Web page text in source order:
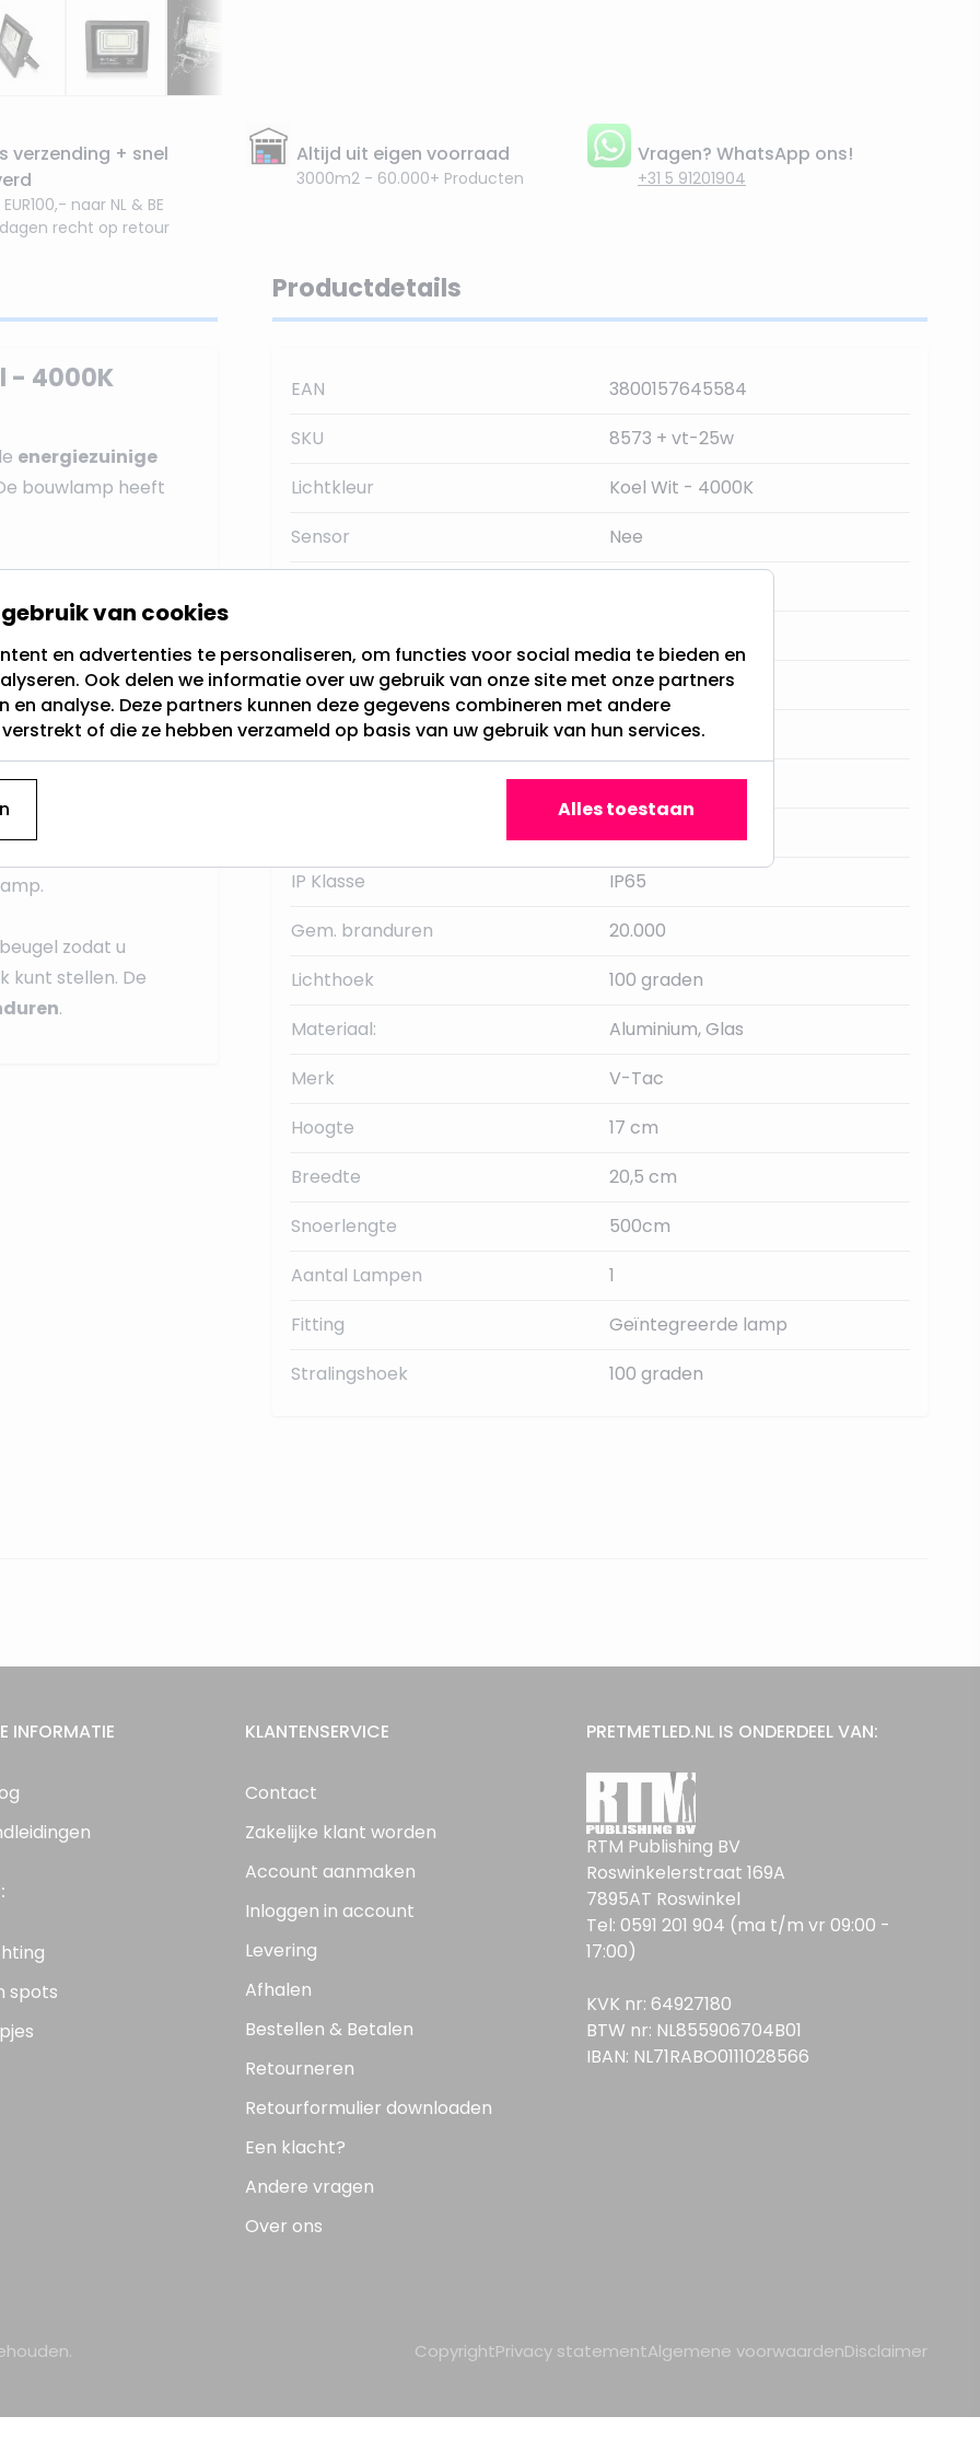
verzending + snel
naar NL & BE
dagen recht op retour
Altijd uit eigen voorraad
3000m2 - 60.000+ Producten
Vragen? WhatsApp ons!
+31 5 91201904
- 4000K
energiezuinige
bouwlamp heeft
Zonnepaneel
te laten
stroomvoorziening
Lithiumbatterij is in
+/- 8uur laten
oprit, pand of
voor.
zodat u
kunt stellen. De
.
Productdetails
EAN
3800157645584
SKU
8573 + vt-25w
Lichtkleur
Koel Wit - 4000K
Sensor
Nee
Voedingstype:
Solar
Kleur
Zwart
Ja, met dimmer
IP Klasse
IP65
Gem. branduren
20.000
Lichthoek
100 graden
Materiaal:
Aluminium, Glas
Merk
V-Tac
Hoogte
17 cm
Breedte
20,5 cm
Snoerlengte
500cm
Aantal Lampen
1
Fitting
Geïntegreerde lamp
Stralingshoek
100 graden
INFORMATIE
spots
KLANTENSERVICE
Contact
Zakelijke klant worden
Account aanmaken
Inloggen in account
Levering
Afhalen
Bestellen & Betalen
Retourneren
Retourformulier downloaden
Een klacht?
Andere vragen
Over ons
PRETMETLED.NL IS ONDERDEEL VAN:
RTM Publishing BV
Roswinkelerstraat 169A
7895AT Roswinkel
Tel: 0591 201 904 (ma t/m vr 09:00 -
17:00)
KVK nr: 64927180
BTW nr: NL855906704B01
IBAN: NL71RABO0111028566
CopyrightPrivacy statementAlgemene voorwaardenDisclaimer
van cookies
en advertenties te personaliseren, om functies voor social media te bieden en
Ook delen we informatie over uw gebruik van onze site met onze partners
analyse. Deze partners kunnen deze gegevens combineren met andere
of die ze hebben verzameld op basis van uw gebruik van hun services.
Alles toestaan